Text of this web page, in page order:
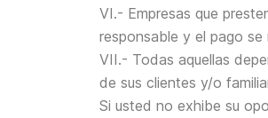
VI.- Empresas que
responsable y el pago
VII.- Todas aquellas
de sus clientes y/o
Si usted no exhibe su